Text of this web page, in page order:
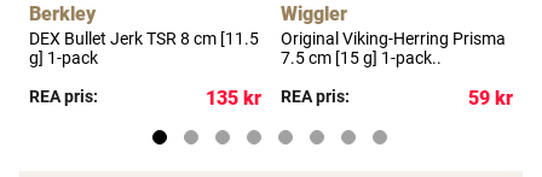
Berkley
DEX Bullet Jerk TSR 8 cm [11.5
g] 1-pack
REA pris:
135 kr
Wiggler
Original Viking-Herring Prisma
7.5 cm [15 g] 1-pack..
REA pris:
59 kr